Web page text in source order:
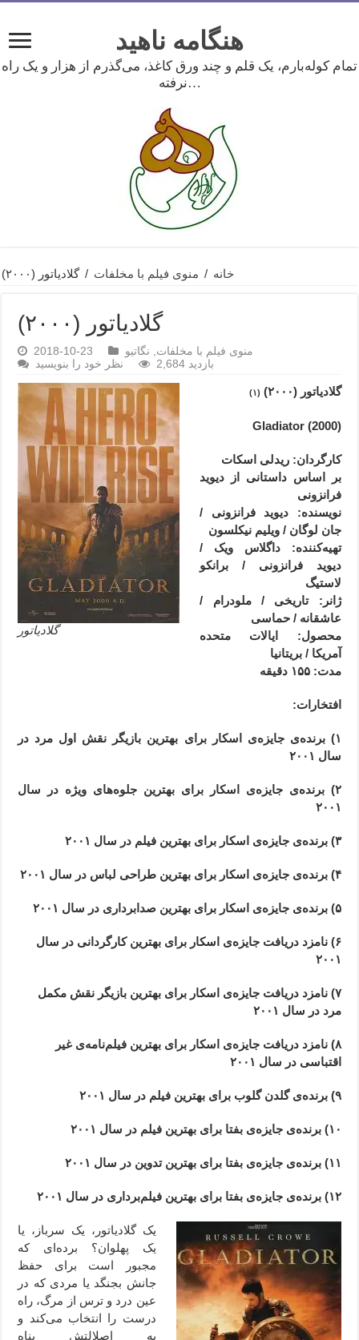
هنگامه ناهید
تمام کوله‌بارم، یک قلم و چند ورق کاغذ، می‌گذرم از هزار و یک راه
نرفته…
خانه / منوی فیلم با مخلفات / گلادیاتور (۲۰۰۰)
گلادیاتور (۲۰۰۰)
2018-10-23 منوی فیلم با مخلفات
نگاتیو
نظر خود را بنویسید
2,684 بازدید
گلادیاتور
گلادیاتور (۲۰۰۰) (۱)
(2000) Gladiator
کارگردان: ریدلی اسکات
بر اساس داستانی از دیوید
فرانزونی
نویسنده: دیوید فرانزونی /
جان لوگان / ویلیم نیکلسون
تهیه‌کننده: داگلاس ویک /
دیوید فرانزونی / برانکو
لاستیگ
ژانر : تاریخی / ملودرام /
عاشقانه / حماسی
محصول: ایالات متحده
آمریکا / بریتانیا
مدت: ۱۵۵ دقیقه
افتخارات:
۱) برنده‌ی جایزه‌ی اسکار برای بهترین بازیگر نقش اول مرد در
سال ۲۰۰۱
۲) برنده‌ی جایزه‌ی اسکار برای بهترین جلوه‌های ویژه در سال
۲۰۰۱
۳) برنده‌ی جایزه‌ی اسکار برای بهترین فیلم در سال ۲۰۰۱
۴) برنده‌ی جایزه‌ی اسکار برای بهترین طراحی لباس در سال ۲۰۰۱
۵) برنده‌ی جایزه‌ی اسکار برای بهترین صدابرداری در سال ۲۰۰۱
۶) نامزد دریافت جایزه‌ی اسکار برای بهترین کارگردانی در سال
۲۰۰۱
۷) نامزد دریافت جایزه‌ی اسکار برای بهترین بازیگر نقش مکمل
مرد در سال ۲۰۰۱
۸) نامزد دریافت جایزه‌ی اسکار برای بهترین فیلم‌نامه‌ی غیر
اقتباسی در سال ۲۰۰۱
۹) برنده‌ی گلدن گلوب برای بهترین فیلم در سال ۲۰۰۱
۱۰) برنده‌ی جایزه‌ی بفتا برای بهترین فیلم در سال ۲۰۰۱
۱۱) برنده‌ی جایزه‌ی بفتا برای بهترین تدوین در سال ۲۰۰۱
۱۲) برنده‌ی جایزه‌ی بفتا برای بهترین فیلم‌برداری در سال ۲۰۰۱
یک گلادیاتور، یک سرباز، یا
یک پهلوان؟ برده‌ای که
مجبور است برای حفظ
جانش بجنگد یا مردی که در
عین درد و ترس از مرگ، راه
درست را انتخاب می‌کند و
به اصلالتش پناه